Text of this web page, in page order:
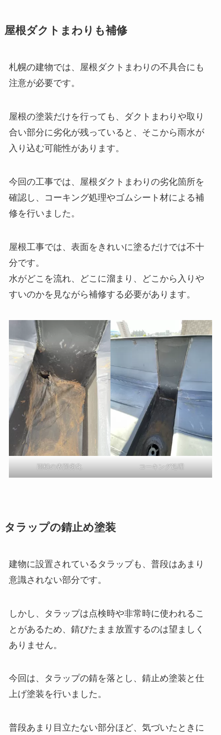
屋根ダクトまわりも補修
札幌の建物では、屋根ダクトまわりの不具合にも
注意が必要です。
屋根の塗装だけを行っても、ダクトまわりや取り
合い部分に劣化が残っていると、そこから雨水が
入り込む可能性があります。
今回の工事では、屋根ダクトまわりの劣化箇所を
確認し、コーキング処理やゴムシート材による補
修を行いました。
屋根工事では、表面をきれいに塗るだけでは不十
分です。
水がどこを流れ、どこに溜まり、どこから入りや
すいのかを見ながら補修する必要があります。
雨樋の表面劣化 コーキング処理
タラップの錆止め塗装
建物に設置されているタラップも、普段はあまり
意識されない部分です。
しかし、タラップは点検時や非常時に使われるこ
とがあるため、錆びたまま放置するのは望ましく
ありません。
今回は、タラップの錆を落とし、錆止め塗装と仕
上げ塗装を行いました。
普段あまり目立たない部分ほど、気づいたときに